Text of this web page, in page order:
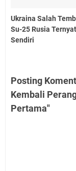
Ukraina Salah
Su-25 Rusia
Sendiri
Posting
Kembali
Pertama"